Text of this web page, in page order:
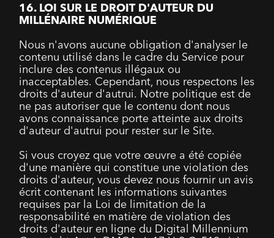
16. LOI SUR LE DROIT D'AUTEUR DU
MILLÉNAIRE NUMÉRIQUE
Nous n'avons aucune obligation d'analyser le
contenu utilisé dans le cadre du Service pour
inclure des contenus illégaux ou
inacceptables. Cependant, nous respectons les
droits d'auteur d'autrui. Notre politique est de
ne pas autoriser que le contenu dont nous
avons connaissance porte atteinte aux droits
d'auteur d'autrui pour rester sur le Site.
Si vous croyez que votre œuvre a été copiée
d'une manière qui constitue une violation des
droits d'auteur, vous devez nous fournir un avis
écrit contenant les informations suivantes
requises par la Loi de limitation de la
responsabilité en matière de violation des
droits d'auteur en ligne du Digital Millennium